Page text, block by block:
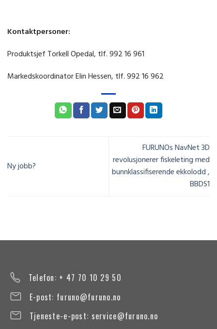
Kontaktpersoner:
Produktsjef Torkell Opedal, tlf. 992 16 961
Markedskoordinator Elin Hessen, tlf. 992 16 962
Ny jobb?
FURUNOs NavNet 3D
revolusjonerer fiskeleting med
bunnklassifiserende ekkolodd ,
BBDS1
Telefon: + 47 70 10 29 50
E-post: furuno@furuno.no
Tjeneste-e-post: service@furuno.no